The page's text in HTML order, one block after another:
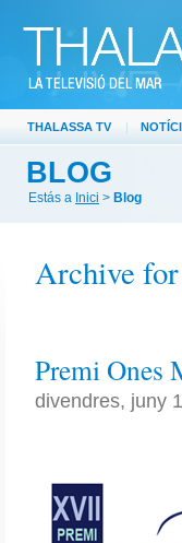
THALASSA TV |
BLOG
Estás a Inici > Blog
Archive
Premi Ones
divendres, juny